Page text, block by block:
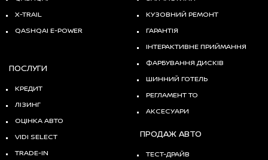
X-TRAIL
QASHQAI E-POWER
КУЗОВНИЙ РЕМОНТ
ГАРАНТІЯ
ІНТЕРАКТИВНЕ ПРИЙМАННЯ
ФАРБУВАННЯ ДИСКІВ
ШИННИЙ ГОТЕЛЬ
РЕГЛАМЕНТ ТО
АКСЕСУАРИ
ПОСЛУГИ
КРЕДИТ
ЛІЗИНГ
ОЦІНКА АВТО
VIDI SELECT
TRADE-IN
ПРОДАЖ АВТО
ТЕСТ-ДРАЙВ